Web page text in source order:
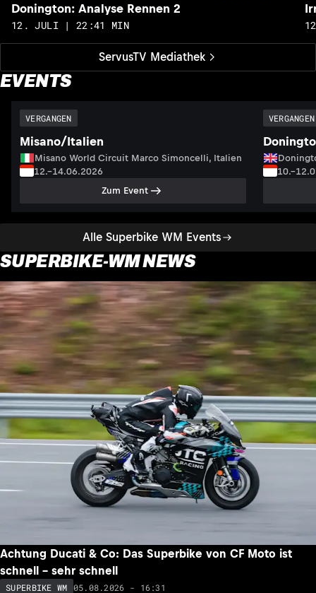
ServusTV Mediathek
Donington: Analyse Rennen 2
12. JULI | 22:41 MIN
EVENTS
Alle Superbike WM Events
VERGANGEN
Misano/Italien
Misano World Circuit Marco Simoncelli, Italien
12.–14.06.2026
Zum Event
VERGANGEN
SUPERBIKE-WM NEWS
Achtung Ducati & Co: Das Superbike von CF Moto ist
schnell – sehr schnell
SUPERBIKE WM 05.08.2026 - 16:31